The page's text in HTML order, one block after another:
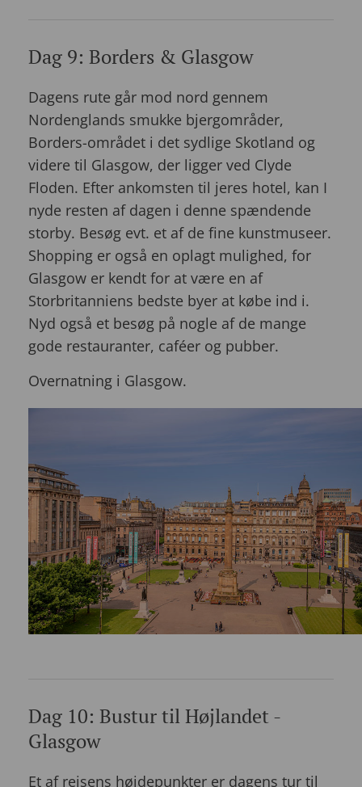
Dag 9: Borders & Glasgow
Dagens rute går mod nord gennem
Nordenglands smukke bjergområder,
Borders-området i det sydlige Skotland og
videre til Glasgow, der ligger ved Clyde
Floden. Efter ankomsten til jeres hotel, kan I
nyde resten af dagen i denne spændende
storby. Besøg evt. et af de fine kunstmuseer.
Shopping er også en oplagt mulighed, for
Glasgow er kendt for at være en af
Storbritanniens bedste byer at købe ind i.
Nyd også et besøg på nogle af de mange
gode restauranter, caféer og pubber.
Overnatning i Glasgow.
Dag 10: Bustur til Højlandet -
Glasgow
Et af rejsens højdepunkter er dagens tur til